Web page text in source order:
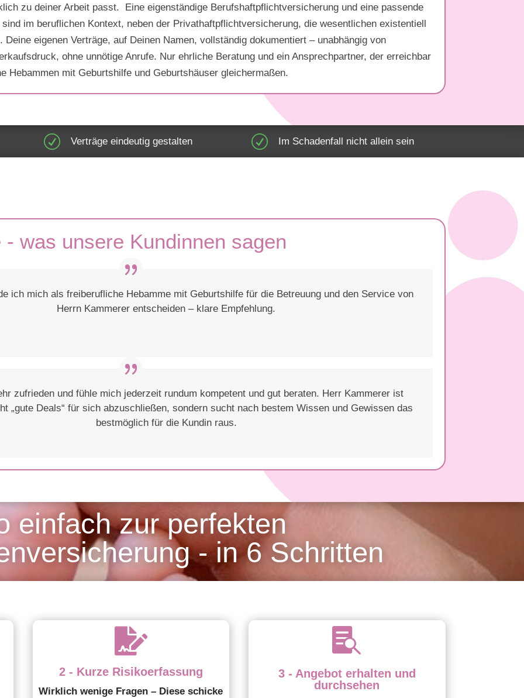
zu deiner Arbeit passt. Eine eigenständige Berufshaftpflichtversicherung und eine passende
im beruflichen Kontext, neben der Privathaftpflichtversicherung, die wesentlichen existentiell
eigenen Verträge, auf Deinen Namen, vollständig dokumentiert – unabhängig von
ohne unnötige Anrufe. Nur ehrliche Beratung und ein Ansprechpartner, der erreichbar
Hebammen mit Geburtshilfe und Geburtshäuser gleichermaßen.
R Verträge eindeutig gestalten R Im Schadenfall nicht allein sein
was unsere Kundinnen sagen
ich mich als freiberufliche Hebamme mit Geburtshilfe für die Betreuung und den Service von
Herrn Kammerer entscheiden – klare Empfehlung.
zufrieden und fühle mich jederzeit rundum kompetent und gut beraten. Herr Kammerer ist
„gute Deals“ für sich abzuschließen, sondern sucht nach bestem Wissen und Gewissen das
bestmöglich für die Kundin raus.
einfach zur perfekten
- in 6 Schritten

2 - Kurze Risikoerfassung
Wirklich wenige Fragen – Diese schicke

3 - Angebot erhalten und
durchsehen